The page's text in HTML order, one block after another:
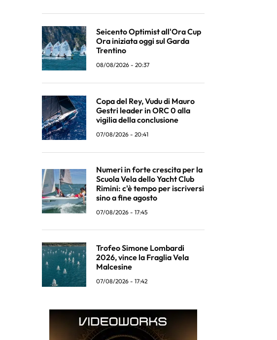
Seicento Optimist all'Ora Cup
Ora iniziata oggi sul Garda
Trentino
08/08/2026 - 20:37
Copa del Rey, Vudu di Mauro
Gestri leader in ORC 0 alla
vigilia della conclusione
07/08/2026 - 20:41
Numeri in forte crescita per la
Scuola Vela dello Yacht Club
Rimini: c'è tempo per iscriversi
sino a fine agosto
07/08/2026 - 17:45
Trofeo Simone Lombardi
2026, vince la Fraglia Vela
Malcesine
07/08/2026 - 17:42